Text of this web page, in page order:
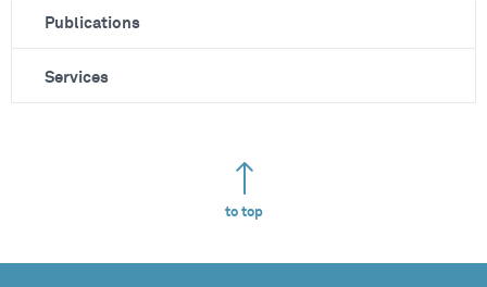
Publications
Services
to top